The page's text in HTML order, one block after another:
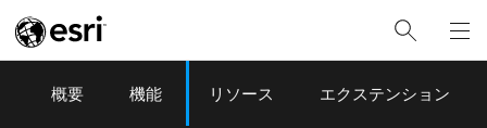
ArcGIS Pro Menu
概要 機能 リソース エクステンション